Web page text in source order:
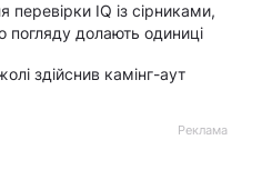
перевірки IQ із сірниками,
погляду долають одиниці
здійснив камінг-аут
Реклама